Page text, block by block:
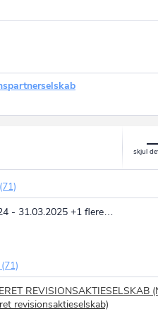
- 31.03.2025 +1 flere…
REVISIONSAKTIESELSKAB
revisionsaktieselskab)